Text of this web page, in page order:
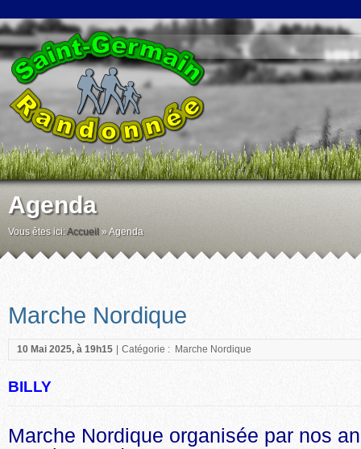
Agenda
Vous êtes ici:Accueil »Agenda
Marche Nordique
10 Mai 2025, à 19h15 Catégorie : Marche Nordique
BILLY
Marche Nordique organisée par nos